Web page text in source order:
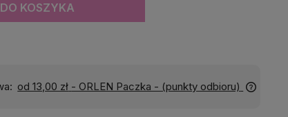
DO KOSZYKA
Wyślemy do Ciebie w: 24 godziny